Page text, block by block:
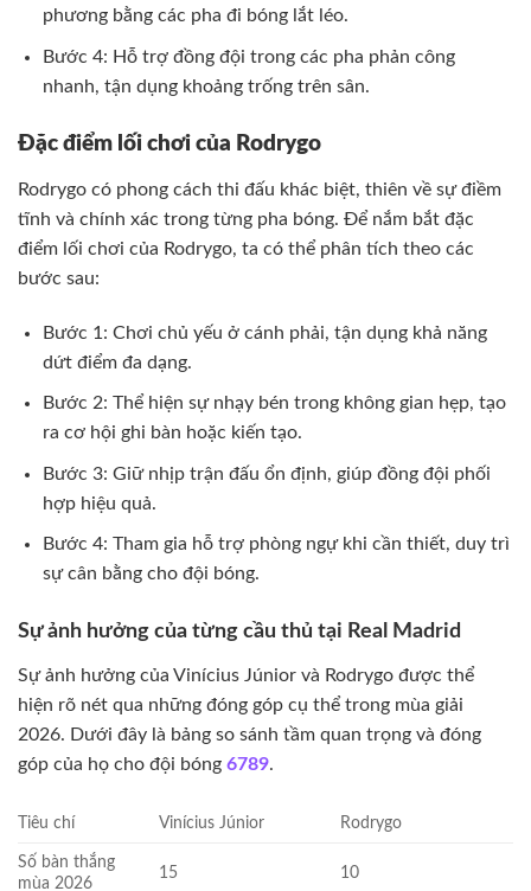
phương bằng các pha đi bóng lắt léo.
Bước 4: Hỗ trợ đồng đội trong các pha phản công
nhanh, tận dụng khoảng trống trên sân.
Đặc điểm lối chơi của Rodrygo
Rodrygo có phong cách thi đấu khác biệt, thiên về sự điềm
tĩnh và chính xác trong từng pha bóng. Để nắm bắt đặc
điểm lối chơi của Rodrygo, ta có thể phân tích theo các
bước sau:
Bước 1: Chơi chủ yếu ở cánh phải, tận dụng khả năng
dứt điểm đa dạng.
Bước 2: Thể hiện sự nhạy bén trong không gian hẹp, tạo
ra cơ hội ghi bàn hoặc kiến tạo.
Bước 3: Giữ nhịp trận đấu ổn định, giúp đồng đội phối
hợp hiệu quả.
Bước 4: Tham gia hỗ trợ phòng ngự khi cần thiết, duy trì
sự cân bằng cho đội bóng.
Sự ảnh hưởng của từng cầu thủ tại Real Madrid
Sự ảnh hưởng của Vinícius Júnior và Rodrygo được thể
hiện rõ nét qua những đóng góp cụ thể trong mùa giải
2026. Dưới đây là bảng so sánh tầm quan trọng và đóng
góp của họ cho đội bóng 6789.
Tiêu chí Vinícius Júnior Rodrygo
Số bàn thắng
mùa 2026
15 10